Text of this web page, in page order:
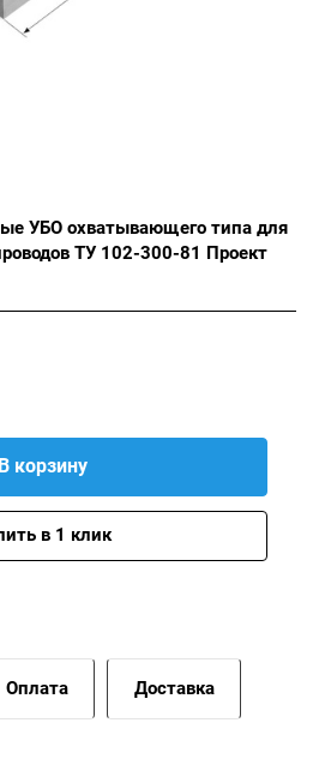
УБО охватывающего типа для
ТУ 102-300-81 Проект
В корзину
в 1 клик
Оплата Доставка